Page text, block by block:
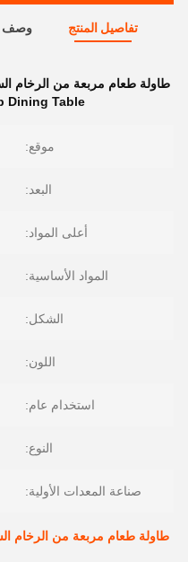
تفاصيل المنتج وصف
طاولة طعام مربعة من الرخام
Dining Table
موقع:
البعد:
أعلى المواد:
المواد الأساسية:
الشكل:
اللون:
استخدام عام:
النوع:
صناعة المعدات الأولية:
طاولة طعام مربعة من الرخام